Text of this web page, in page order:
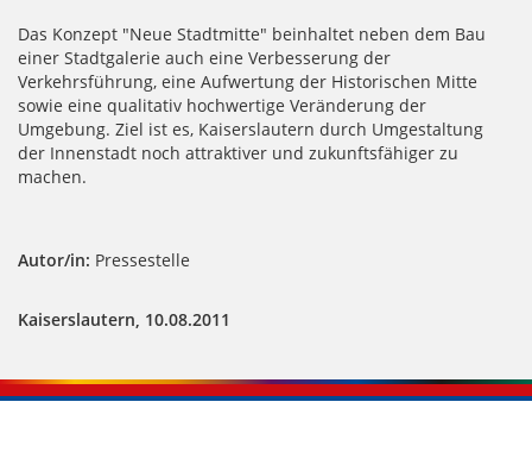
Das Konzept "Neue Stadtmitte" beinhaltet neben dem Bau
einer Stadtgalerie auch eine Verbesserung der
Verkehrsführung, eine Aufwertung der Historischen Mitte
sowie eine qualitativ hochwertige Veränderung der
Umgebung. Ziel ist es, Kaiserslautern durch Umgestaltung
der Innenstadt noch attraktiver und zukunftsfähiger zu
machen.
Autor/in: Pressestelle
Kaiserslautern, 10.08.2011